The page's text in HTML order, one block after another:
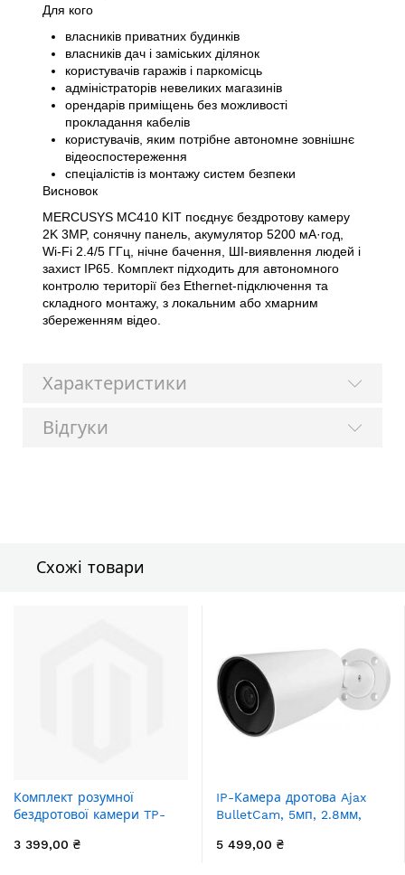
Для кого
власників приватних будинків
власників дач і заміських ділянок
користувачів гаражів і паркомісць
адміністраторів невеликих магазинів
орендарів приміщень без можливості
прокладання кабелів
користувачів, яким потрібне автономне зовнішнє
відеоспостереження
спеціалістів із монтажу систем безпеки
Висновок
MERCUSYS MC410 KIT поєднує бездротову камеру
2K 3MP, сонячну панель, акумулятор 5200 мА·год,
Wi-Fi 2.4/5 ГГц, нічне бачення, ШІ-виявлення людей і
захист IP65. Комплект підходить для автономного
контролю території без Ethernet-підключення та
складного монтажу, з локальним або хмарним
збереженням відео.
Характеристики
Відгуки
Схожі товари
Комплект розумної
бездротової камери TP-
та сонячної панелі
3 399,00 ₴
IP-Камера дротова Ajax
BulletCam, 5мп, 2.8мм,
35м, аудіо, кут огляду 100°
5 499,00 ₴